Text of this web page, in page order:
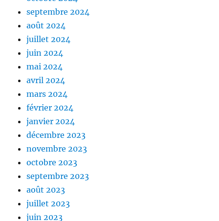
septembre 2024
août 2024
juillet 2024
juin 2024
mai 2024
avril 2024
mars 2024
février 2024
janvier 2024
décembre 2023
novembre 2023
octobre 2023
septembre 2023
août 2023
juillet 2023
juin 2023